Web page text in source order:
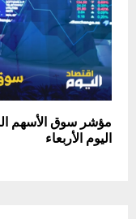
مؤشر سوق الأسهم
اليوم الأربعاء